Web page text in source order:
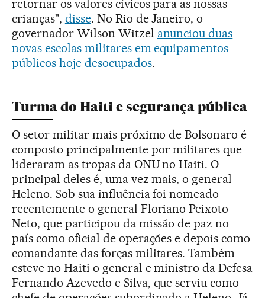
retornar os valores cívicos para as nossas
crianças", disse. No Rio de Janeiro, o
governador Wilson Witzel anunciou duas
novas escolas militares em equipamentos
públicos hoje desocupados.
Turma do Haiti e segurança pública
O setor militar mais próximo de Bolsonaro é
composto principalmente por militares que
lideraram as tropas da ONU no Haiti. O
principal deles é, uma vez mais, o general
Heleno. Sob sua influência foi nomeado
recentemente o general Floriano Peixoto
Neto, que participou da missão de paz no
país como oficial de operações e depois como
comandante das forças militares. Também
esteve no Haiti o general e ministro da Defesa
Fernando Azevedo e Silva, que serviu como